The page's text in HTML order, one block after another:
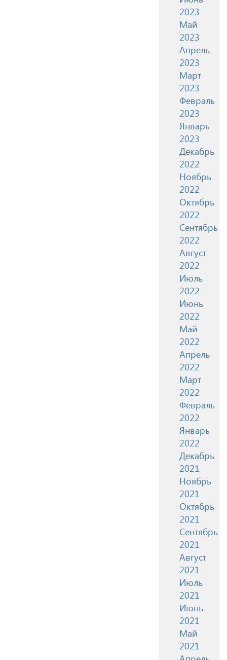
2023
Май
2023
Апрель
2023
Март
2023
Февраль
2023
Январь
2023
Декабрь
2022
Ноябрь
2022
Октябрь
2022
Сентябрь
2022
Август
2022
Июль
2022
Июнь
2022
Май
2022
Апрель
2022
Март
2022
Февраль
2022
Январь
2022
Декабрь
2021
Ноябрь
2021
Октябрь
2021
Сентябрь
2021
Август
2021
Июль
2021
Июнь
2021
Май
2021